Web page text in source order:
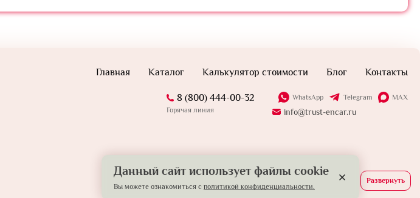
Главная Каталог Калькулятор стоимости Блог Контакты
8 (800) 444-00-32
Горячая линия
WhatsApp Telegram MAX
info@trust-encar.ru
Данный сайт использует файлы cookie
Вы можете ознакомиться с политикой конфиденциальности.
Развернуть